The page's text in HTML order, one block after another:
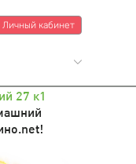
Личный кабинет
27 к1